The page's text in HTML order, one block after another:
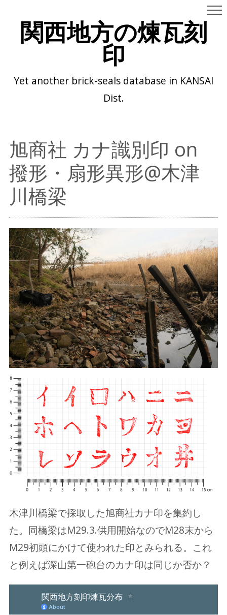
関西地方の煉瓦刻
印
Yet another brick-seals database in KANSAI
Dist.
旭商社 カナ識別印 on
撥形・扇形異形@木津
川橋梁
木津川橋梁で採取した旭商社カナ印を集約し
た。同橋梁はM29.3.供用開始なのでM28末から
M29初頭にかけて使われた印とみられる。これ
と例えば深山第一砲台のカナ印は同じか否か？